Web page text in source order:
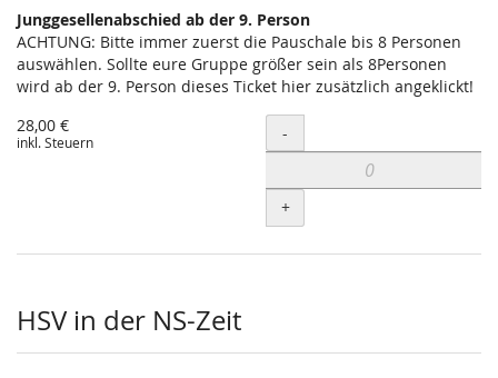
Junggesellenabschied ab der 9. Person
ACHTUNG: Bitte immer zuerst die Pauschale bis 8 Personen
auswählen. Sollte eure Gruppe größer sein als 8Personen
wird ab der 9. Person dieses Ticket hier zusätzlich angeklickt!
28,00 €
inkl. Steuern Menge
-
+
HSV in der NS-Zeit